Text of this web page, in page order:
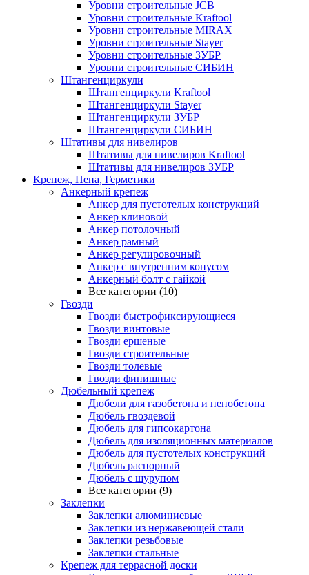
Уровни строительные JCB
Уровни строительные Kraftool
Уровни строительные MIRAX
Уровни строительные Stayer
Уровни строительные ЗУБР
Уровни строительные СИБИН
Штангенциркули
Штангенциркули Kraftool
Штангенциркули Stayer
Штангенциркули ЗУБР
Штангенциркули СИБИН
Штативы для нивелиров
Штативы для нивелиров Kraftool
Штативы для нивелиров ЗУБР
Крепеж, Пена, Герметики
Анкерный крепеж
Анкер для пустотелых конструкций
Анкер клиновой
Анкер потолочный
Анкер рамный
Анкер регулировочный
Анкер с внутренним конусом
Анкерный болт с гайкой
Все категории (10)
Гвозди
Гвозди быстрофиксирующиеся
Гвозди винтовые
Гвозди ершеные
Гвозди строительные
Гвозди толевые
Гвозди финишные
Дюбельный крепеж
Дюбели для газобетона и пенобетона
Дюбель гвоздевой
Дюбель для гипсокартона
Дюбель для изоляционных материалов
Дюбель для пустотелых конструкций
Дюбель распорный
Дюбель с шурупом
Все категории (9)
Заклепки
Заклепки алюминиевые
Заклепки из нержавеющей стали
Заклепки резьбовые
Заклепки стальные
Крепеж для террасной доски